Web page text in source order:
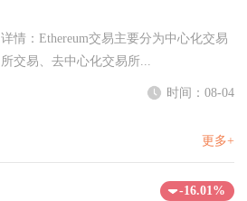
详情： Ethereum交易主要分为中心化交易
所交易、去中心化交易所...
时间：08-04
更多+
-16.01%